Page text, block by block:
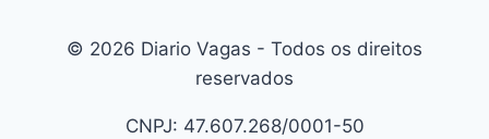
© 2026 Diario Vagas - Todos os direitos
reservados
CNPJ: 47.607.268/0001-50